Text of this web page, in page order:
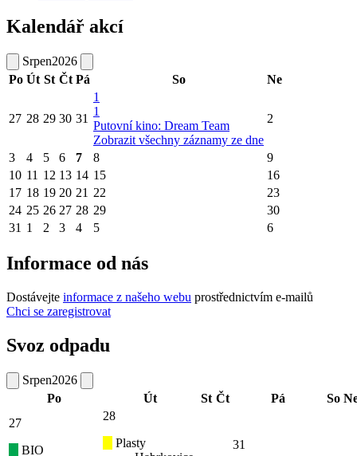
Kalendář akcí
Srpen2026
Po Út St Čt Pá So Ne
27 28 29 30 31
1
1
Putovní kino: Dream Team
Zobrazit všechny záznamy ze dne
2
3 4 5 6 7 8
9
10 11 12 13 14 15
16
17 18 19 20 21 22
23
24 25 26 27 28 29
30
31 1 2 3 4 5 6
Informace od nás
Dostávejte informace z našeho webu prostřednictvím e-mailů
Chci se zaregistrovat
Svoz odpadu
Srpen2026
Po
Út St Čt Pá So
27
BIO
28
Plasty
31